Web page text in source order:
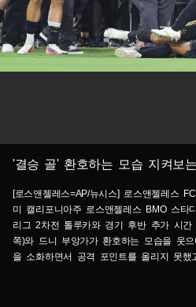
'결승 골' 환호하는 모습 지켜보
[로스앤젤레스=AP/뉴시스] 로스앤젤레스
미 캘리포니아주 로스앤젤레스 BMO 스타
리그 2차전 톨루카와 경기 후반 추가 시
쪽)와 드니 부앙가가 환호하는 모습을 웃
을 소화하면서 공격 포인트를 올리지 못